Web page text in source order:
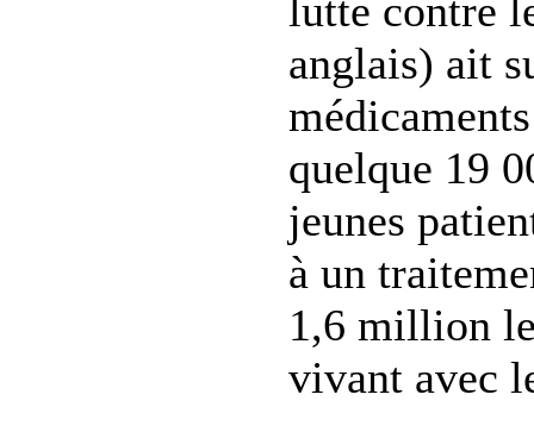
lutte contre
anglais) ait
quelque 19
jeunes
à un
1,6 million
vivant avec